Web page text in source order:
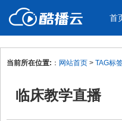
首
产品与新功能
应用场景
当前所在位置: ： 网站首页 > TAG标
临床教学直播